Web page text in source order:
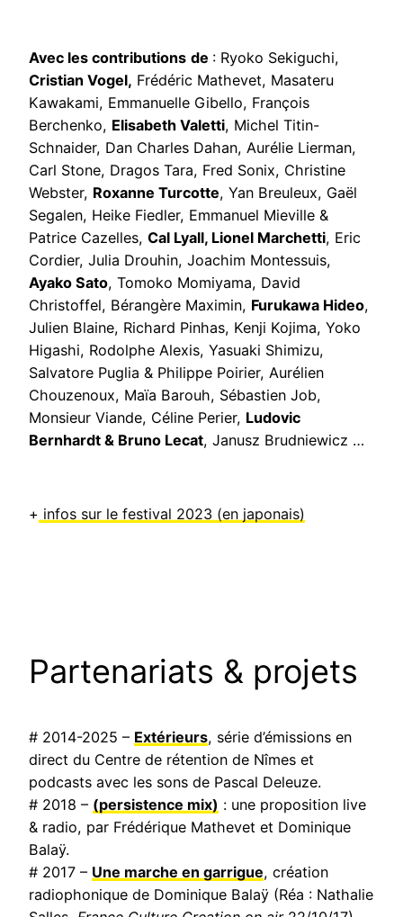
Avec les contributions de : Ryoko Sekiguchi,
Cristian Vogel, Frédéric Mathevet, Masateru
Kawakami, Emmanuelle Gibello, François
Berchenko, Elisabeth Valetti, Michel Titin-
Schnaider, Dan Charles Dahan, Aurélie Lierman,
Carl Stone, Dragos Tara, Fred Sonix, Christine
Webster, Roxanne Turcotte, Yan Breuleux, Gaël
Segalen, Heike Fiedler, Emmanuel Mieville &
Patrice Cazelles, Cal Lyall, Lionel Marchetti, Eric
Cordier, Julia Drouhin, Joachim Montessuis,
Ayako Sato, Tomoko Momiyama, David
Christoffel, Bérangère Maximin, Furukawa Hideo,
Julien Blaine, Richard Pinhas, Kenji Kojima, Yoko
Higashi, Rodolphe Alexis, Yasuaki Shimizu,
Salvatore Puglia & Philippe Poirier, Aurélien
Chouzenoux, Maïa Barouh, Sébastien Job,
Monsieur Viande, Céline Perier, Ludovic
Bernhardt & Bruno Lecat, Janusz Brudniewicz …
+ infos sur le festival 2023 (en japonais)
Partenariats & projets
# 2014-2025 – Extérieurs, série d’émissions en
direct du Centre de rétention de Nîmes et
podcasts avec les sons de Pascal Deleuze.
# 2018 – (persistence mix) : une proposition live
& radio, par Frédérique Mathevet et Dominique
Balaÿ.
# 2017 – Une marche en garrigue, création
radiophonique de Dominique Balaÿ (Réa : Nathalie